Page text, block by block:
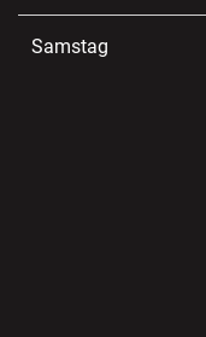
Samstag